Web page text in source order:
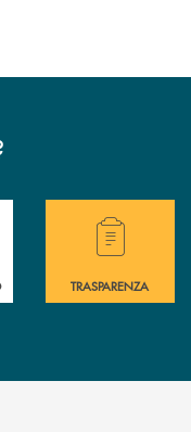
Cassa Rurale.immediata?
Hai bisogno di
TRASPARENZA